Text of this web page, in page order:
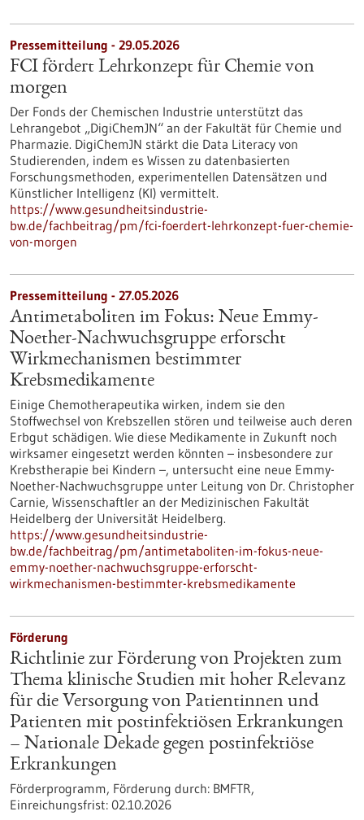
Pressemitteilung - 29.05.2026
FCI fördert Lehrkonzept für Chemie von
morgen
Der Fonds der Chemischen Industrie unterstützt das
Lehrangebot „DigiChemJN“ an der Fakultät für Chemie und
Pharmazie. DigiChemJN stärkt die Data Literacy von
Studierenden, indem es Wissen zu datenbasierten
Forschungsmethoden, experimentellen Datensätzen und
Künstlicher Intelligenz (KI) vermittelt.
https://www.gesundheitsindustrie-
bw.de/fachbeitrag/pm/fci-foerdert-lehrkonzept-fuer-chemie-
von-morgen
Pressemitteilung - 27.05.2026
Antimetaboliten im Fokus: Neue Emmy-
Noether-Nachwuchsgruppe erforscht
Wirkmechanismen bestimmter
Krebsmedikamente
Einige Chemotherapeutika wirken, indem sie den
Stoffwechsel von Krebszellen stören und teilweise auch deren
Erbgut schädigen. Wie diese Medikamente in Zukunft noch
wirksamer eingesetzt werden könnten – insbesondere zur
Krebstherapie bei Kindern –, untersucht eine neue Emmy-
Noether-Nachwuchsgruppe unter Leitung von Dr. Christopher
Carnie, Wissenschaftler an der Medizinischen Fakultät
Heidelberg der Universität Heidelberg.
https://www.gesundheitsindustrie-
bw.de/fachbeitrag/pm/antimetaboliten-im-fokus-neue-
emmy-noether-nachwuchsgruppe-erforscht-
wirkmechanismen-bestimmter-krebsmedikamente
Förderung
Richtlinie zur Förderung von Projekten zum
Thema klinische Studien mit hoher Relevanz
für die Versorgung von Patientinnen und
Patienten mit postinfektiösen Erkrankungen
– Nationale Dekade gegen postinfektiöse
Erkrankungen
Förderprogramm, Förderung durch: BMFTR,
Einreichungsfrist: 02.10.2026